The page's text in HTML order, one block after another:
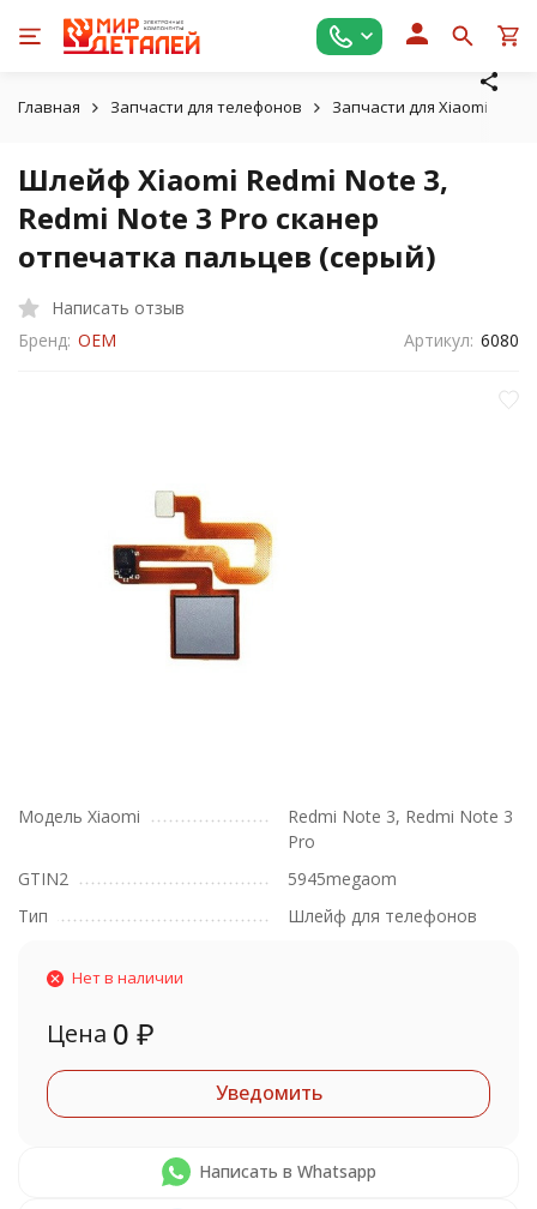
Главная Запчасти для телефонов Запчасти для Xiaomi
Шлейф Xiaomi Redmi Note 3,
Redmi Note 3 Pro сканер
отпечатка пальцев (серый)
Написать отзыв
Бренд: OEM Артикул: 6080
Модель Xiaomi
Redmi Note 3, Redmi Note 3
Pro
GTIN2
5945megaom
Тип
Шлейф для телефонов
Нет в наличии
Цена 0 ₽
Уведомить
Написать в Whatsapp